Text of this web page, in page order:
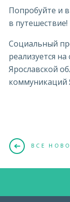
Попробуйте и
в
Социальный
реализуется
Ярославской
коммуникаций
ВСЕ